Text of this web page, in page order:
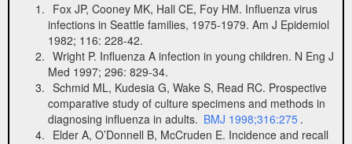
Fox JP, Cooney MK, Hall CE, Foy HM. Influenza virus
infections in Seattle families, 1975-1979. Am J Epidemiol
1982; 116: 228-42.
Wright P. Influenza A infection in young children. N Eng J
Med 1997; 296: 829-34.
Schmid ML, Kudesia G, Wake S, Read RC. Prospective
comparative study of culture specimens and methods in
diagnosing influenza in adults. BMJ 1998;316:275 .
Elder A, O’Donnell B, McCruden E. Incidence and recall